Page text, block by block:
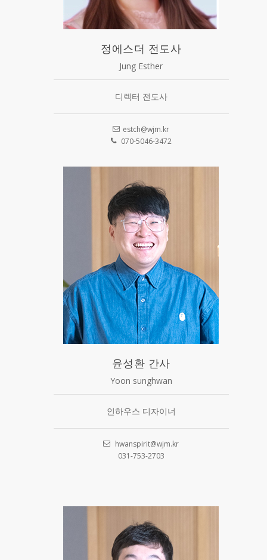
정에스더 전도사
Jung Esther
디렉터 전도사
estch@wjm.kr
070-5046-3472
윤성환 간사
Yoon sunghwan
인하우스 디자이너
hwanspirit@wjm.kr
031-753-2703